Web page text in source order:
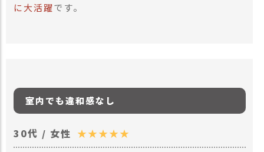
に大活躍です。
室内でも違和感なし
30代 / 女性 ★★★★★